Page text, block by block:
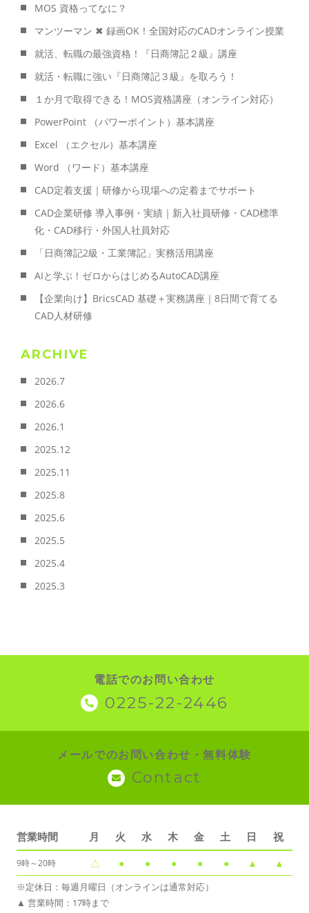
MOS 資格ってなに？
マンツーマン ✖ 録画OK！全国対応のCADオンライン授業
就活、転職の最強資格！『日商簿記２級』講座
就活・転職に強い『日商簿記３級』を取ろう！
１か月で取得できる！MOS資格講座（オンライン対応）
PowerPoint （パワーポイント）基本講座
Excel （エクセル）基本講座
Word （ワード）基本講座
CAD定着支援｜研修から現場への定着までサポート
CAD企業研修 導入事例・実績｜新入社員研修・CAD標準
化・CAD移行・外国人社員対応
「日商簿記2級・工業簿記」実務活用講座
AIと学ぶ！ゼロからはじめるAutoCAD講座
【企業向け】BricsCAD 基礎＋実務講座｜8日間で育てる
CAD人材研修
ARCHIVE
2026.7
2026.6
2026.1
2025.12
2025.11
2025.8
2025.6
2025.5
2025.4
2025.3
電話でのお問い合わせ
0225-22-2446
メールでのお問い合わせ・無料体験
Contact
営業時間 月 火 水 木 金 土 日 祝
9時～20時 △ ● ● ● ● ● ▲ ▲
※定休日：毎週月曜日（オンラインは通常対応）
▲ 営業時間：17時まで